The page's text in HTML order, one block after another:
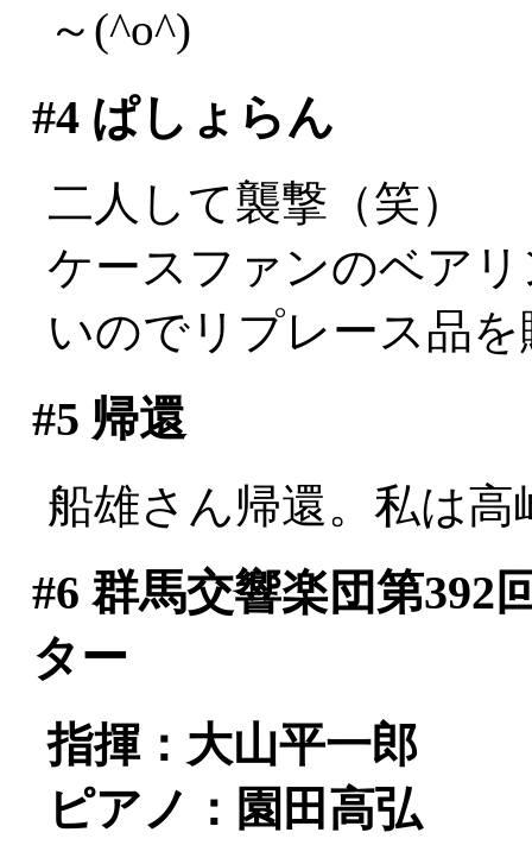
～(^o^)
#4ぱしょらん
二人して襲撃（笑）
ケースファンのベア
いのでリプレース品を
#5 帰還
船雄さん帰還。私は
#6 群馬交響楽団第392
ター
指揮：大山平一郎
ピアノ：園田高弘